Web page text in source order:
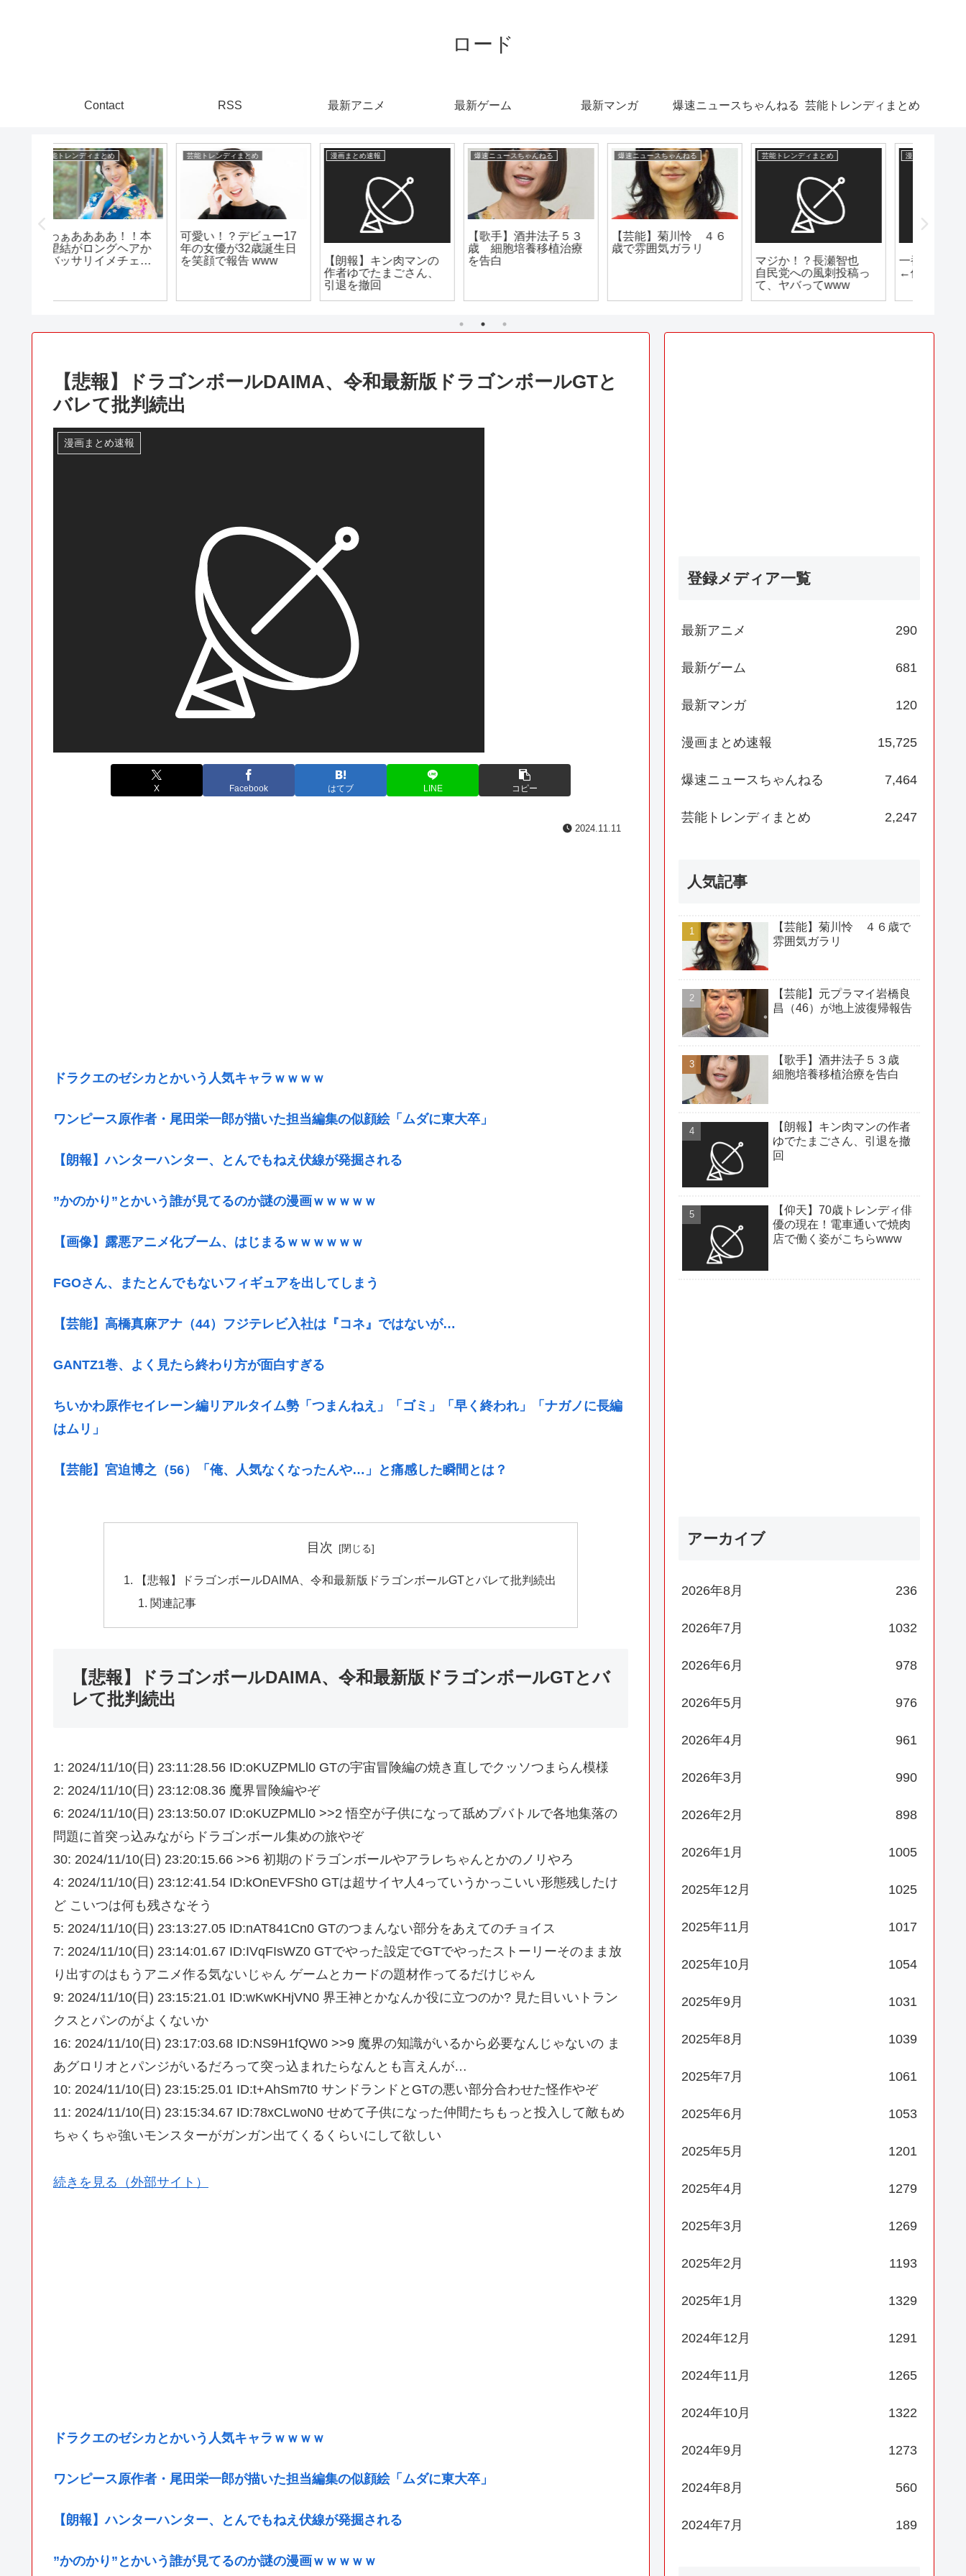
ロード
Contact RSS 最新アニメ 最新ゲーム 最新マンガ 爆速ニュースちゃんねる 芸能トレンディまとめ
芸能トレンディまとめ
可愛い！？デビュー17
年の女優が32歳誕生日
を笑顔で報告 www
漫画まとめ速報
【朗報】キン肉マンの
爆速ニュースちゃんねる
【歌手】酒井法子５３
を告白
爆速ニュースちゃんねる
【芸能】菊川怜 ４６
歳で雰囲気ガラリ
芸能トレンディまとめ 漫画まとめ速報
一番面白いギャグ漫画
←何想像したん？
【悲報】ドラゴンボールDAIMA、令和最新版ドラゴンボールGTと
バレて批判続出
漫画まとめ速報
X Facebook はてブ LINE コピー
2024.11.11
ドラクエのゼシカとかいう人気キャラｗｗｗｗ
ワンピース原作者・尾田栄一郎が描いた担当編集の似顔絵「ムダに東大卒」
【朗報】ハンターハンター、とんでもねえ伏線が発掘される
”かのかり”とかいう誰が見てるのか謎の漫画ｗｗｗｗｗ
【画像】露悪アニメ化ブーム、はじまるｗｗｗｗｗｗ
FGOさん、またとんでもないフィギュアを出してしまう
【芸能】高橋真麻アナ（44）フジテレビ入社は『コネ』ではないが…
GANTZ1巻、よく見たら終わり方が面白すぎる
ちいかわ原作セイレーン編リアルタイム勢「つまんねえ」「ゴミ」「早く終われ」「ナガノに長編
はムリ」
【芸能】宮迫博之（56）「俺、人気なくなったんや…」と痛感した瞬間とは？
目次
【悲報】ドラゴンボールDAIMA、令和最新版ドラゴンボールGTとバレて批判続出
関連記事
【悲報】ドラゴンボールDAIMA、令和最新版ドラゴンボールGTとバ
レて批判続出
1: 2024/11/10(日) 23:11:28.56 ID:oKUZPMLl0 GTの宇宙冒険編の焼き直しでクッソつまらん模様
2: 2024/11/10(日) 23:12:08.36 魔界冒険編やぞ
6: 2024/11/10(日) 23:13:50.07 ID:oKUZPMLl0 >>2 悟空が子供になって舐めプバトルで各地集落の
問題に首突っ込みながらドラゴンボール集めの旅やぞ
30: 2024/11/10(日) 23:20:15.66 >>6 初期のドラゴンボールやアラレちゃんとかのノリやろ
4: 2024/11/10(日) 23:12:41.54 ID:kOnEVFSh0 GTは超サイヤ人4っていうかっこいい形態残したけ
ど こいつは何も残さなそう
5: 2024/11/10(日) 23:13:27.05 ID:nAT841Cn0 GTのつまんない部分をあえてのチョイス
7: 2024/11/10(日) 23:14:01.67 ID:IVqFIsWZ0 GTでやった設定でGTでやったストーリーそのまま放
り出すのはもうアニメ作る気ないじゃん ゲームとカードの題材作ってるだけじゃん
9: 2024/11/10(日) 23:15:21.01 ID:wKwKHjVN0 界王神とかなんか役に立つのか? 見た目いいトラン
クスとパンのがよくないか
16: 2024/11/10(日) 23:17:03.68 ID:NS9H1fQW0 >>9 魔界の知識がいるから必要なんじゃないの ま
あグロリオとパンジがいるだろって突っ込まれたらなんとも言えんが…
10: 2024/11/10(日) 23:15:25.01 ID:t+AhSm7t0 サンドランドとGTの悪い部分合わせた怪作やぞ
11: 2024/11/10(日) 23:15:34.67 ID:78xCLwoN0 せめて子供になった仲間たちもっと投入して敵もめ
ちゃくちゃ強いモンスターがガンガン出てくるくらいにして欲しい
続きを見る（外部サイト）
ドラクエのゼシカとかいう人気キャラｗｗｗｗ
ワンピース原作者・尾田栄一郎が描いた担当編集の似顔絵「ムダに東大卒」
【朗報】ハンターハンター、とんでもねえ伏線が発掘される
”かのかり”とかいう誰が見てるのか謎の漫画ｗｗｗｗｗ
登録メディア一覧
最新アニメ 290
最新ゲーム 681
最新マンガ 120
漫画まとめ速報 15,725
爆速ニュースちゃんねる 7,464
芸能トレンディまとめ 2,247
人気記事
【芸能】菊川怜 ４６歳で
雰囲気ガラリ
【芸能】元プラマイ岩橋良
昌（46）が地上波復帰報告
【歌手】酒井法子５３歳
細胞培養移植治療を告白
【朗報】キン肉マンの作者
ゆでたまごさん、引退を撤
回
【仰天】70歳トレンディ俳
優の現在！電車通いで焼肉
店で働く姿がこちらwww
アーカイブ
2026年8月 236
2026年7月 1032
2026年6月 978
2026年5月 976
2026年4月 961
2026年3月 990
2026年2月 898
2026年1月 1005
2025年12月 1025
2025年11月 1017
2025年10月 1054
2025年9月 1031
2025年8月 1039
2025年7月 1061
2025年6月 1053
2025年5月 1201
2025年4月 1279
2025年3月 1269
2025年2月 1193
2025年1月 1329
2024年12月 1291
2024年11月 1265
2024年10月 1322
2024年9月 1273
2024年8月 560
2024年7月 189